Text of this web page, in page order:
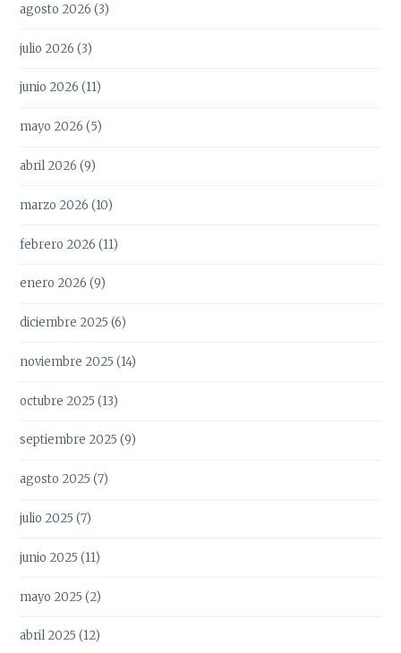
agosto 2026 (3)
julio 2026 (3)
junio 2026 (11)
mayo 2026 (5)
abril 2026 (9)
marzo 2026 (10)
febrero 2026 (11)
enero 2026 (9)
diciembre 2025 (6)
noviembre 2025 (14)
octubre 2025 (13)
septiembre 2025 (9)
agosto 2025 (7)
julio 2025 (7)
junio 2025 (11)
mayo 2025 (2)
abril 2025 (12)